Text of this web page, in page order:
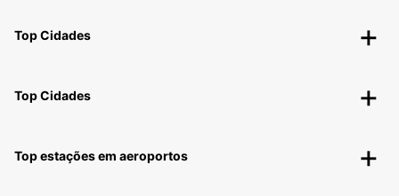
Top Cidades
Top Cidades
Top estações em aeroportos